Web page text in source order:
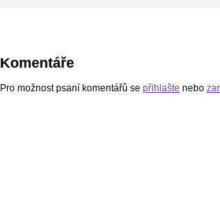
Komentáře
Pro možnost psaní komentářů se přihlašte nebo